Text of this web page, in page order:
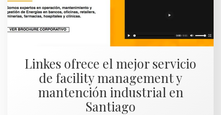
Linkes ofrece el mejor servicio
de facility management y
mantención industrial en
Santiago